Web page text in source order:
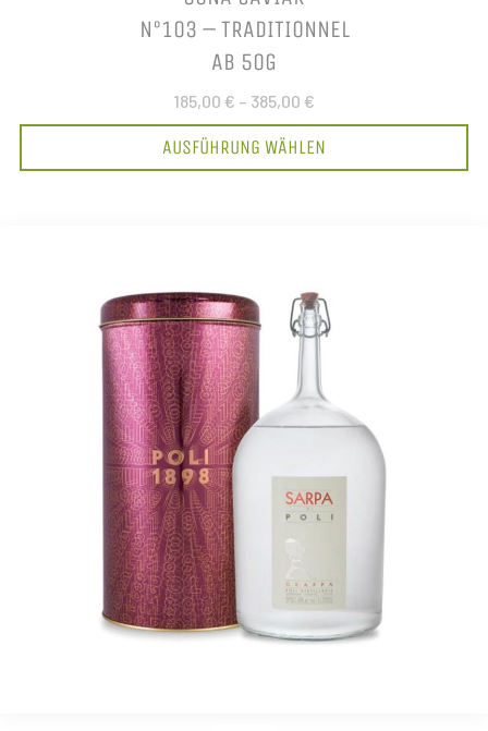
N°103 – TRADITIONNEL
AB 50G
185,00 € – 385,00 €
AUSFÜHRUNG WÄHLEN